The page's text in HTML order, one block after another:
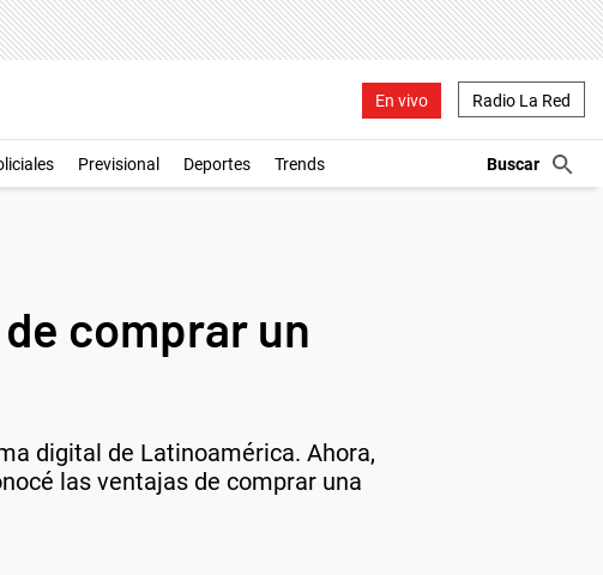
En vivo Radio La Red
Previsional Deportes Trends
comprar un
digital de Latinoamérica. Ahora,
las ventajas de comprar una